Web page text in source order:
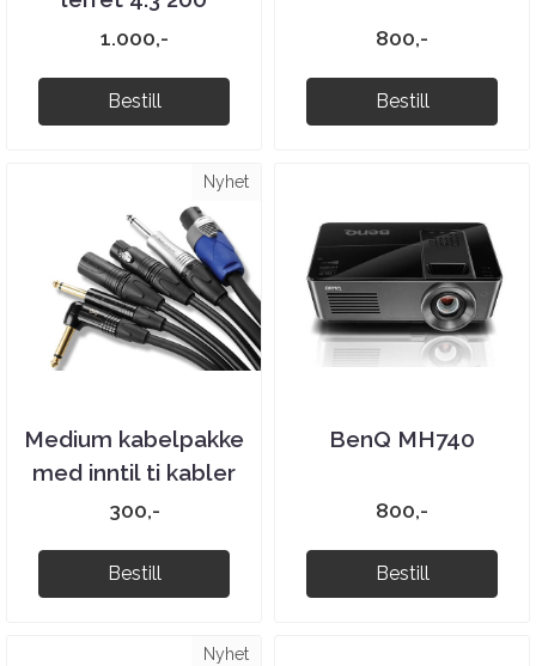
tommer
1.000,-
Bestill
800,-
Bestill
Nyhet
Medium kabelpakke
med inntil ti kabler
300,-
Bestill
BenQ MH740
800,-
Bestill
Nyhet